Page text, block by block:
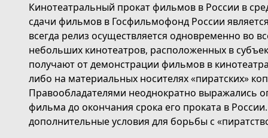
Кинотеатральный прокат фильмов в России в
сдачи фильмов в Госфильмофонд России
всегда релиз осуществляется одновременно во
небольших кинотеатров, расположенных в
получают от демонстрации фильмов в
либо на материальных носителях «пиратских»
Правообладателями неоднократно выражались
фильма до окончания срока его проката в
дополнительные условия для борьбы с